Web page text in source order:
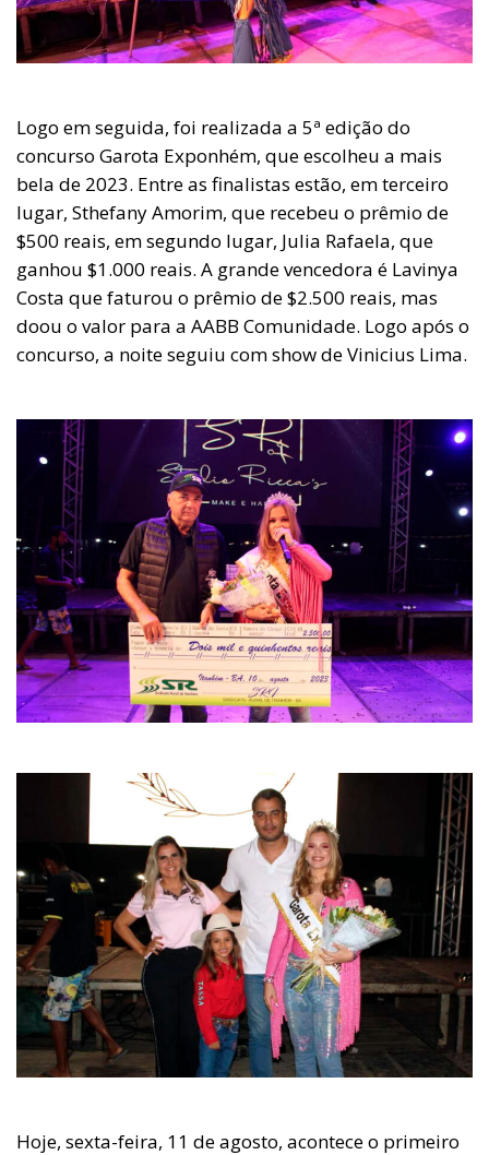
Logo em seguida, foi realizada a 5ª edição do
concurso Garota Exponhém, que escolheu a mais
bela de 2023. Entre as finalistas estão, em terceiro
lugar, Sthefany Amorim, que recebeu o prêmio de
$500 reais, em segundo lugar, Julia Rafaela, que
ganhou $1.000 reais. A grande vencedora é Lavinya
Costa que faturou o prêmio de $2.500 reais, mas
doou o valor para a AABB Comunidade. Logo após o
concurso, a noite seguiu com show de Vinicius Lima.
Hoje, sexta-feira, 11 de agosto, acontece o primeiro